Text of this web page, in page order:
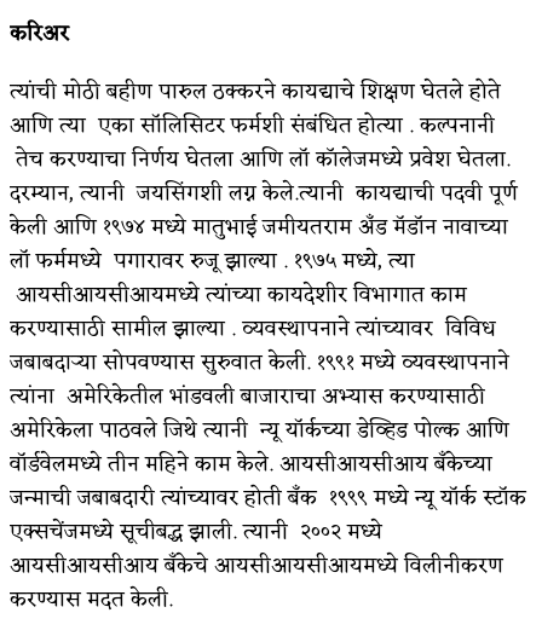
करिअर
त्यांची मोठी बहीण पारुल ठक्करने कायद्याचे शिक्षण घेतले होते
आणि त्या एका सॉलिसिटर फर्मशी संबंधित होत्या . कल्पनानी
तेच करण्याचा निर्णय घेतला आणि लॉ कॉलेजमध्ये प्रवेश घेतला.
दरम्यान, त्यानी जयसिंगशी लग्न केले.त्यानी कायद्याची पदवी पूर्ण
केली आणि १९७४ मध्ये मातुभाई जमीयतराम अँड मॅडॉन नावाच्या
लॉ फर्ममध्ये पगारावर रुजू झाल्या . १९७५ मध्ये, त्या
आयसीआयसीआयमध्ये त्यांच्या कायदेशीर विभागात काम
करण्यासाठी सामील झाल्या . व्यवस्थापनाने त्यांच्यावर विविध
जबाबदाऱ्या सोपवण्यास सुरुवात केली. १९९१ मध्ये व्यवस्थापनाने
त्यांना अमेरिकेतील भांडवली बाजाराचा अभ्यास करण्यासाठी
अमेरिकेला पाठवले जिथे त्यानी न्यू यॉर्कच्या डेव्हिड पोल्क आणि
वॉर्डवेलमध्ये तीन महिने काम केले. आयसीआयसीआय बँकेच्या
जन्माची जबाबदारी त्यांच्यावर होती बँक १९९९ मध्ये न्यू यॉर्क स्टॉक
एक्सचेंजमध्ये सूचीबद्ध झाली. त्यानी २००२ मध्ये
आयसीआयसीआय बँकेचे आयसीआयसीआयमध्ये विलीनीकरण
करण्यास मदत केली.